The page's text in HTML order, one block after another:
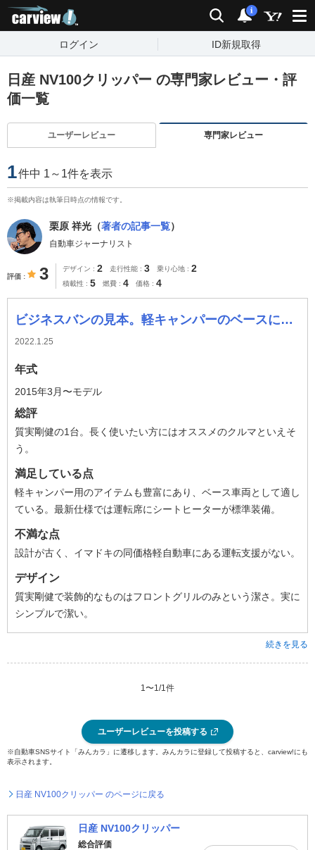
検索 通知
i
ログイン ID新規取得
日産 NV100クリッパー の専門家レビュー・評
価一覧
ユーザーレビュー 専門家レビュー
1件中 1～1件を表示
※掲載内容は執筆日時点の情報です。
栗原 祥光（著者の記事一覧）
自動車ジャーナリスト
評価 3 デザイン 2 走行性能 3 乗り心地 2
積載性 5 燃費 4 価格 4
ビジネスバンの見本。軽キャンパーのベースにも好適
2022.1.25
年式
2015年3月〜モデル
総評
質実剛健の1台。長く使いたい方にはオススメのクルマといえそ
う。
満足している点
軽キャンパー用のアイテムも豊富にあり、ベース車両として適し
ている。最新仕様では運転席にシートヒーターが標準装備。
不満な点
設計が古く、イマドキの同価格軽自動車にある運転支援がない。
デザイン
質実剛健で装飾的なものはフロントグリルのみという潔さ。実に
シンプルで潔い。
続きを見る
1 〜1 /1 件
ユーザーレビューを投稿する
※自動車SNSサイト「みんカラ」に遷移します。みんカラに登録して投稿すると、carview!にも
表示されます。
日産 NV100クリッパー のページに戻る
日産 NV100クリッパー
総合評価